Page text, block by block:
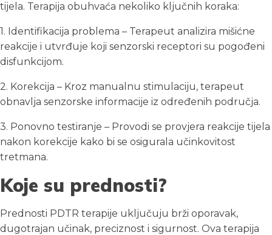
tijela. Terapija obuhvaća nekoliko ključnih koraka:
1. Identifikacija problema – Terapeut analizira mišićne
reakcije i utvrđuje koji senzorski receptori su pogođeni
disfunkcijom.
2. Korekcija – Kroz manualnu stimulaciju, terapeut
obnavlja senzorske informacije iz određenih područja.
3. Ponovno testiranje – Provodi se provjera reakcije tijela
nakon korekcije kako bi se osigurala učinkovitost
tretmana.
Koje su prednosti?
Prednosti PDTR terapije uključuju brži oporavak,
dugotrajan učinak, preciznost i sigurnost. Ova terapija